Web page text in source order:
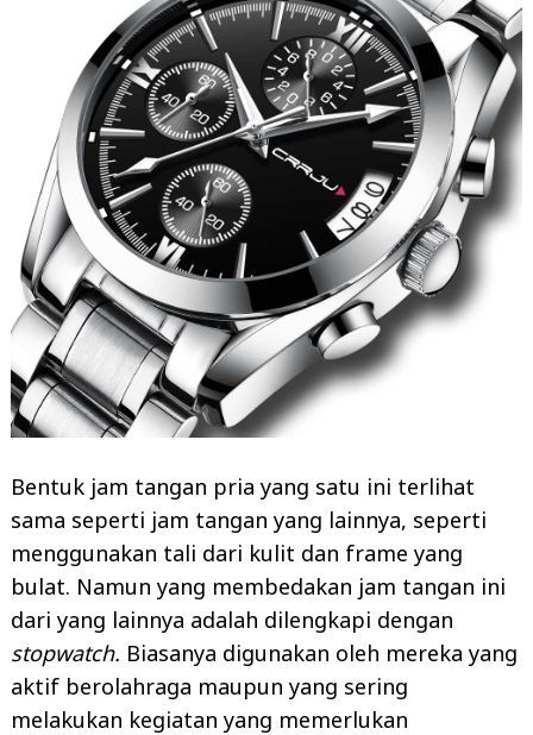
Bentuk jam tangan pria yang satu ini terlihat
sama seperti jam tangan yang lainnya, seperti
menggunakan tali dari kulit dan frame yang
bulat. Namun yang membedakan jam tangan ini
dari yang lainnya adalah dilengkapi dengan
stopwatch. Biasanya digunakan oleh mereka yang
aktif berolahraga maupun yang sering
melakukan kegiatan yang memerlukan